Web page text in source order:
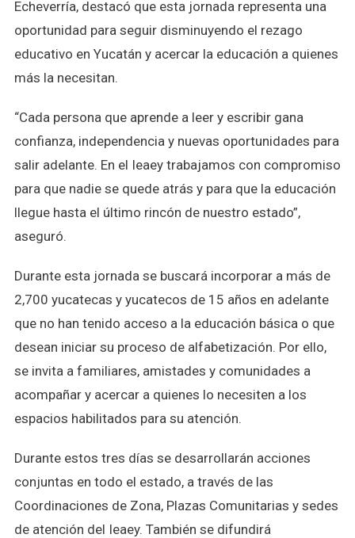
Echeverría, destacó que esta jornada representa una
oportunidad para seguir disminuyendo el rezago
educativo en Yucatán y acercar la educación a quienes
más la necesitan.
“Cada persona que aprende a leer y escribir gana
confianza, independencia y nuevas oportunidades para
salir adelante. En el Ieaey trabajamos con compromiso
para que nadie se quede atrás y para que la educación
llegue hasta el último rincón de nuestro estado”,
aseguró.
Durante esta jornada se buscará incorporar a más de
2,700 yucatecas y yucatecos de 15 años en adelante
que no han tenido acceso a la educación básica o que
desean iniciar su proceso de alfabetización. Por ello,
se invita a familiares, amistades y comunidades a
acompañar y acercar a quienes lo necesiten a los
espacios habilitados para su atención.
Durante estos tres días se desarrollarán acciones
conjuntas en todo el estado, a través de las
Coordinaciones de Zona, Plazas Comunitarias y sedes
de atención del Ieaey. También se difundirá